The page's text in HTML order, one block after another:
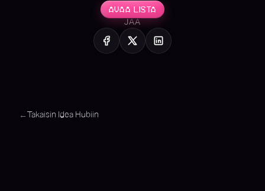
AVAA LISTA
JAA
← Takaisin Idea Hubiin